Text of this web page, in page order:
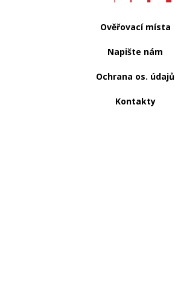
Ověřovací místa
Napište nám
Ochrana os. údajů
Kontakty